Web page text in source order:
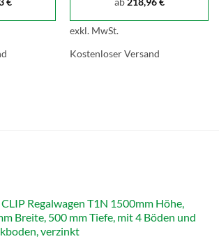
exkl. MwSt.
Kostenloser Versand
Regalwagen T1N 1500mm Höhe,
Breite, 500 mm Tiefe, mit 4 Böden und
verzinkt